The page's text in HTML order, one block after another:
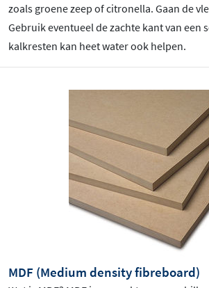
zoals groene zeep of citronella. Gaan de
Gebruik eventueel de zachte kant van een
kalkresten kan heet water ook helpen.
MDF (Medium density fibreboard)